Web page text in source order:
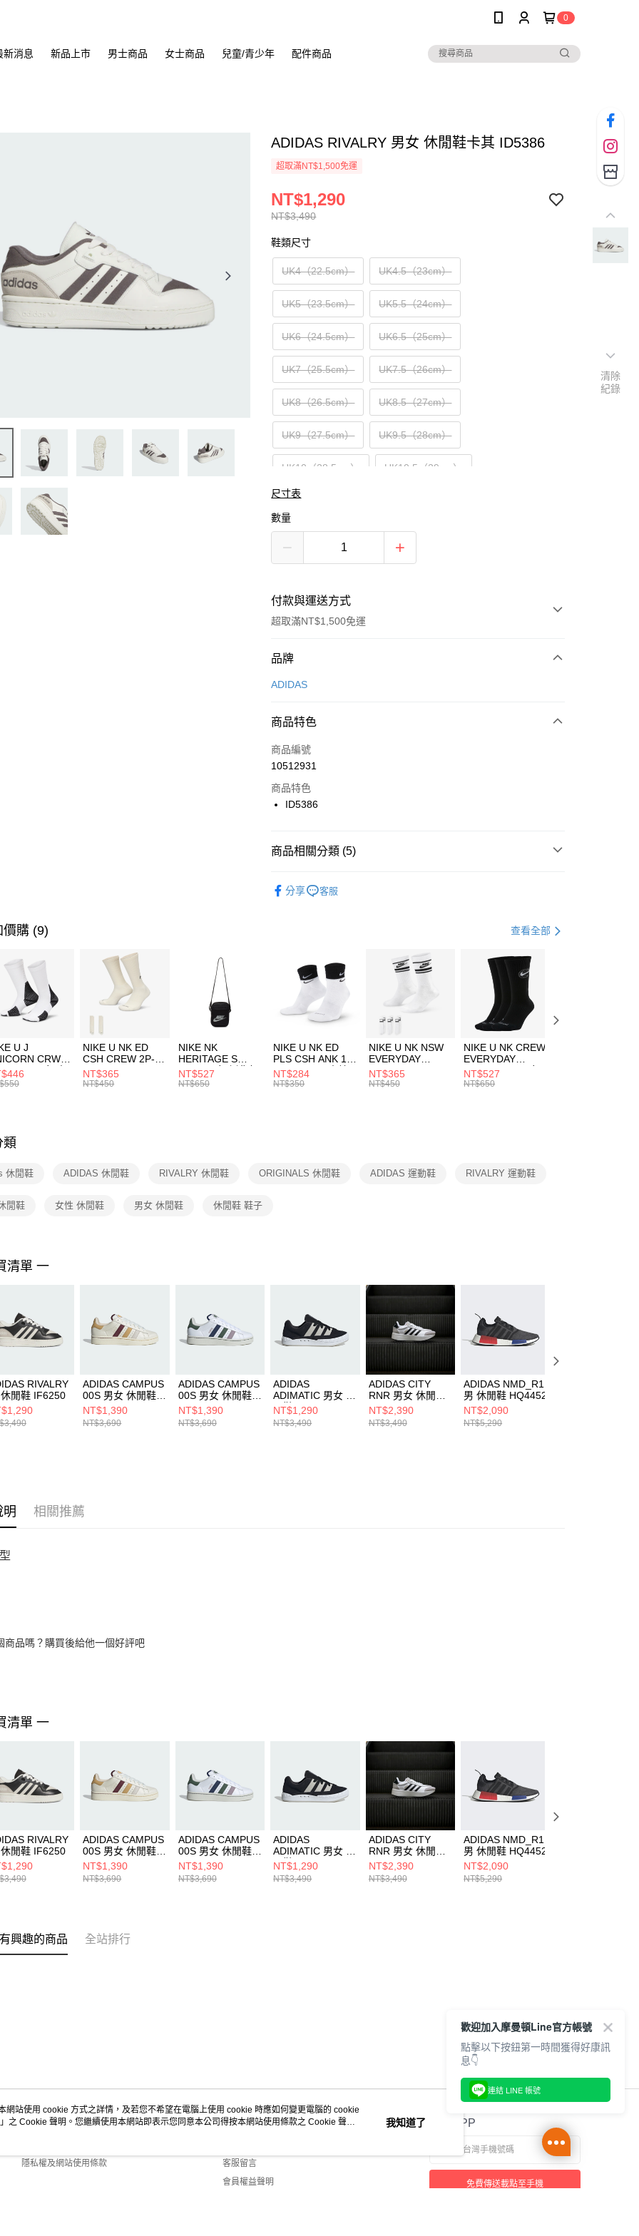
0
新消息 新品上市 男士商品 女士商品 兒童/青少年 配件商品
ADIDAS RIVALRY 男女 休閒鞋卡其 ID5386
超取滿NT$1,500免運
NT$3,490
NT$1,290
鞋類尺寸
UK4（22.5cm） UK4.5（23cm）
UK5（23.5cm） UK5.5（24cm）
UK6（24.5cm） UK6.5（25cm）
UK7（25.5cm） UK7.5（26cm）
UK8（26.5cm） UK8.5（27cm）
UK9（27.5cm） UK9.5（28cm）
UK10（28.5cm） UK10.5（29cm）
UK11（29.5cm）
UK12（30.5cm）
尺寸表
數量
付款與運送方式
超取滿NT$1,500免運
付款方式
信用卡一次付款
合作金庫商業銀行
華南商業銀行
上海商業儲蓄銀行
國泰世華商業銀行
聯邦商業銀行
台新國際商業銀行
LINE Pay
Apple Pay
【關於「AFTEE先享後付」】
３．安心：先確認商品／服務後，再付款。
【「AFTEE先享後付」結帳流程】
１．於結帳方式選擇「AFTEE先享後付」後，將跳轉至「AFTEE先享後
付」結帳頁面，進行簡訊認證並確認金額後，即可完成結帳。
２．訂單成立數日內，您將收到繳費通知簡訊。
３．收到繳費通知簡訊後14天內，點擊此簡訊中的連結，可透過四大超商
／ATM／網路銀行／等多元方式進行付款，方視為交易完成。
※ 請注意：結帳手續完成當下不需立刻繳費，但若您需要取消訂單，請聯
絡購買商品的店家。未經商家同意取消之訂單仍視為有效，需透過AFTEE
先享後付繳納相關費用。
１．透過由恩沛科技股份有限公司提供之「AFTEE先享後付」服務完成之
交易，需依本服務之必要範圍內提供個人資料，並將交易相關給付款項請
結果請求用戶進行身份認證。
形，恩沛科技股份有限公司將有權停止該用戶之使用額度並採取法律行
動。
每筆NT$100，滿NT$1,500(含以上)免運費
每筆NT$100，滿NT$1,500(含以上)免運費
付款後門市自取
每筆NT$100，滿NT$1,500(含以上)免運費
品牌
ADIDAS
商品特色
商品編號
10512931
商品特色
ID5386
商品相關分類 (5)
促銷活動 春日輕出走｜休閒鞋 4折起
分享 客服
價購 (9) 查看全部
U J
CRW
-160 男女 中
FZ3393100
NIKE U NK ED
CSH CREW 2P-
144 EMBRDY 男
女 短統襪
NT$365
NT$450
NIKE NK
HERITAGE S
SMIT 男女 側背包
BA5871010
NT$527
NT$650
NIKE U NK ED
PLS CSH ANK 1P
144 DBL 男 中統
襪 DH4058104
NT$284
NT$350
NIKE U NK NSW
EVERYDAY
ESSENTIAL CR
男女 短統襪
NT$365
NT$450
NIKE U NK CREW
EVERYDAY
BBALL 3PR 男女
長統襪
NT$527
NT$650
類
休閒鞋 ADIDAS 休閒鞋 RIVALRY 休閒鞋 ORIGINALS 休閒鞋 ADIDAS 運動鞋 RIVALRY 運動鞋
閒鞋 女性 休閒鞋 男女 休閒鞋 休閒鞋 鞋子
清單 一
RIVALRY
閒鞋 IF6250
ADIDAS CAMPUS
00S 男女 休閒鞋
IH3278
NT$1,390
NT$3,690
ADIDAS CAMPUS
00S 男女 休閒鞋
IH3279
NT$1,390
NT$3,690
ADIDAS
ADIMATIC 男女 休
閒鞋 ID8265
NT$1,290
NT$3,490
ADIDAS CITY
RNR 男女 休閒鞋
JI0831
NT$2,390
NT$3,490
ADIDAS NMD_R1
男 休閒鞋 HQ4452
NT$2,090
NT$5,290
明 相關推薦
商品嗎？購買後給他一個好評吧
清單 一
RIVALRY
閒鞋 IF6250
ADIDAS CAMPUS
00S 男女 休閒鞋
IH3278
NT$1,390
NT$3,690
ADIDAS CAMPUS
00S 男女 休閒鞋
IH3279
NT$1,390
NT$3,690
ADIDAS
ADIMATIC 男女 休
閒鞋 ID8265
NT$1,290
NT$3,490
ADIDAS CITY
RNR 男女 休閒鞋
JI0831
NT$2,390
NT$3,490
ADIDAS NMD_R1
男 休閒鞋 HQ4452
NT$2,090
NT$5,290
興趣的商品 全站排行
關於我們
隱私權及網站使用條款
客服資訊
客服留言
會員權益聲明
官方APP
免費傳送載點至手機
清除
紀錄
網站使用 cookie 方式之詳情，及若您不希望在電腦上使用 cookie 時應如何變更電腦的 cookie
」之 Cookie 聲明。您繼續使用本網站即表示您同意本公司得按本網站使用條款之 Cookie 聲明
我知道了
歡迎加入摩曼頓Line官方帳號
點擊以下按鈕第一時間獲得好康訊
息👇
連結 LINE 帳號